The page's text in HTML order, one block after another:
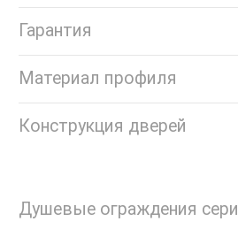
Гарантия
Материал профиля
Конструкция дверей
Душевые ограждения